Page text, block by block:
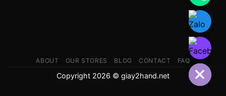
ABOUT OUR STORES BLOG CONTACT FAQ
Copyright 2026 © giay2hand.net